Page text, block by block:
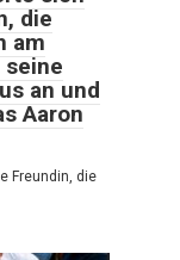
die
am
an und
Aaron
Freundin, die